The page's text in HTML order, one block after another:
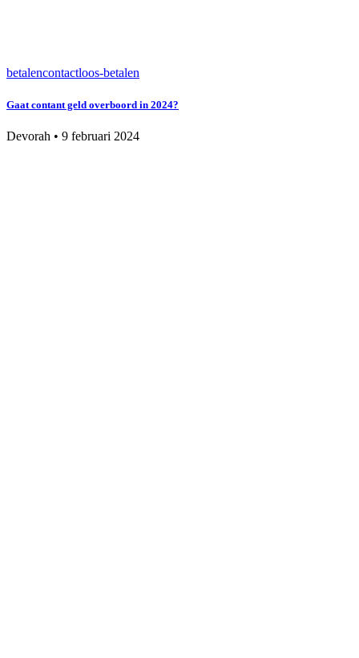
betalencontactloos-betalen
Gaat contant geld overboord in 2024?
Devorah • 9 februari 2024